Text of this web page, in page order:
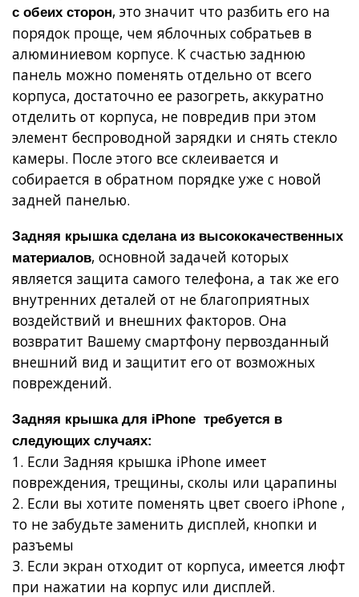
с обеих сторон, это значит что разбить его на
порядок проще, чем яблочных собратьев в
алюминиевом корпусе. К счастью заднюю
панель можно поменять отдельно от всего
корпуса, достаточно ее разогреть, аккуратно
отделить от корпуса, не повредив при этом
элемент беспроводной зарядки и снять стекло
камеры. После этого все склеивается и
собирается в обратном порядке уже с новой
задней панелью.
Задняя крышка сделана из высококачественных
материалов, основной задачей которых
является защита самого телефона, а так же его
внутренних деталей от не благоприятных
воздействий и внешних факторов. Она
возвратит Вашему смартфону первозданный
внешний вид и защитит его от возможных
повреждений.
Задняя крышка для iPhone требуется в
следующих случаях:
1. Если Задняя крышка iPhone имеет
повреждения, трещины, сколы или царапины
2. Если вы хотите поменять цвет своего iPhone ,
то не забудьте заменить дисплей, кнопки и
разъемы
3. Если экран отходит от корпуса, имеется люфт
при нажатии на корпус или дисплей.